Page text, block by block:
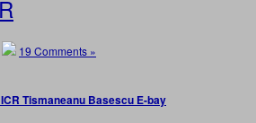
19 Comments »